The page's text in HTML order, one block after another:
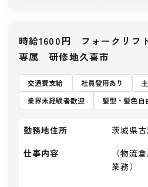
時給1600円 フォークリフ
専属 研修地久喜市
交通費支給 社員登用あり
業界未経験者歓迎
髪型・髪色自
勤務地住所
茨城県
仕事内容
〈物流
業務）